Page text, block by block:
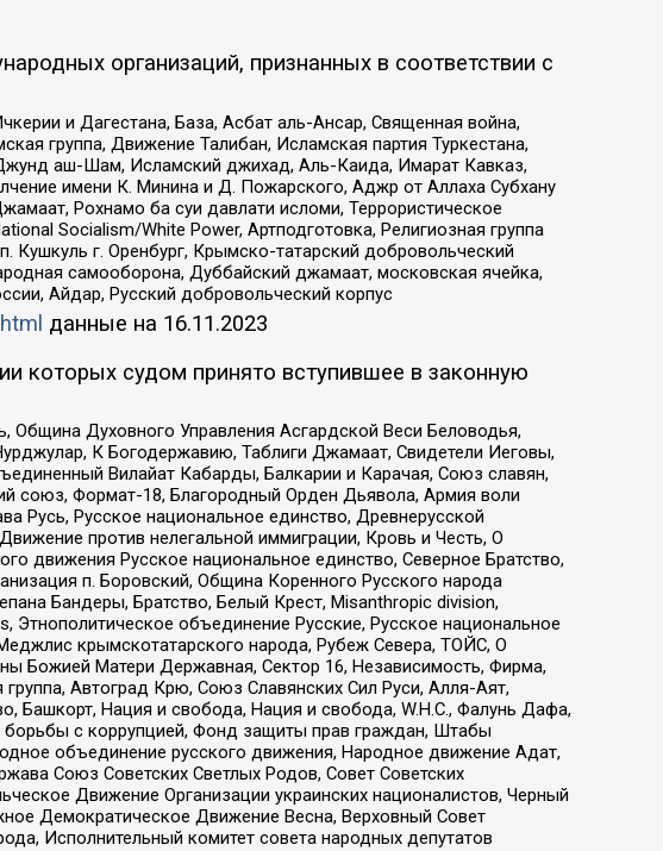
организаций, признанных в соответствии с
и Дагестана, База, Асбат аль-Ансар, Священная война,
группа, Движение Талибан, Исламская партия Туркестана,
аш-Шам, Исламский джихад, Аль-Каида, Имарат Кавказ,
имени К. Минина и Д. Пожарского, Аджр от Аллаха Субхану
Рохнамо ба суи давлати исломи, Террористическое
Socialism/White Power, Артподготовка, Религиозная группа
Кушкуль г. Оренбург, Крымско-татарский добровольческий
самооборона, Дуббайский джамаат, московская ячейка,
Айдар, Русский добровольческий корпус
данные на 16.11.2023
которых судом принято вступившее в законную
Духовного Управления Асгардской Веси Беловодья,
К Богодержавию, Таблиги Джамаат, Свидетели Иеговы,
Вилайат Кабарды, Балкарии и Карачая, Союз славян,
союз, Формат-18, Благородный Орден Дьявола, Армия воли
Русь, Русское национальное единство, Древнерусской
против нелегальной иммиграции, Кровь и Честь, О
движения Русское национальное единство, Северное Братство,
п. Боровский, Община Коренного Русского народа
Бандеры, Братство, Белый Крест, Misanthropic division,
Этнополитическое объединение Русские, Русское национальное
крымскотатарского народа, Рубеж Севера, ТОЙС, О
Божией Матери Державная, Сектор 16, Независимость, Фирма,
Автоград Крю, Союз Славянских Сил Руси, Алля-Аят,
Башкорт, Нация и свобода, Нация и свобода, W.H.С., Фалунь Дафа,
с коррупцией, Фонд защиты прав граждан, Штабы
объединение русского движения, Народное движение Адат,
Союз Советских Светлых Родов, Совет Советских
Движение Организации украинских националистов, Черный
Демократическое Движение Весна, Верховный Совет
Исполнительный комитет совета народных депутатов